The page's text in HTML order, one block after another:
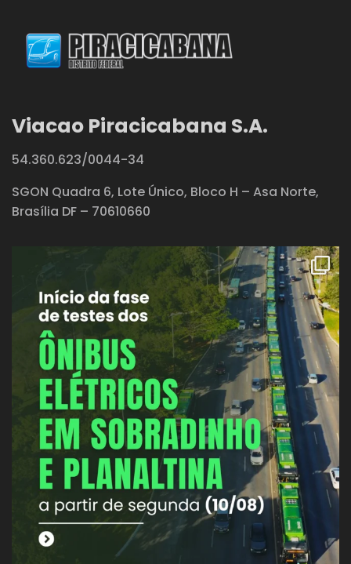
Viacao Piracicabana S.A.
54.360.623/0044-34
SGON Quadra 6, Lote Único, Bloco H – Asa Norte,
Brasília DF – 70610660